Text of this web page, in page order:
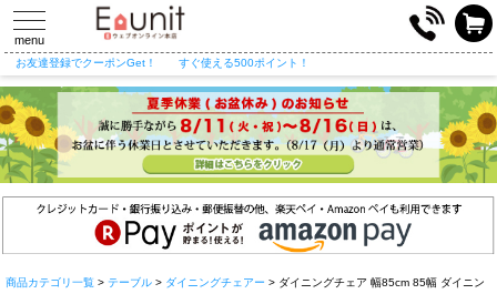
toggle
navigation
menu
お友達登録でクーポンGet！ すぐ使える500ポイント！
商品カテゴリ一覧 > テーブル > ダイニングチェアー > ダイニングチェア 幅85cm 85幅 ダイニン